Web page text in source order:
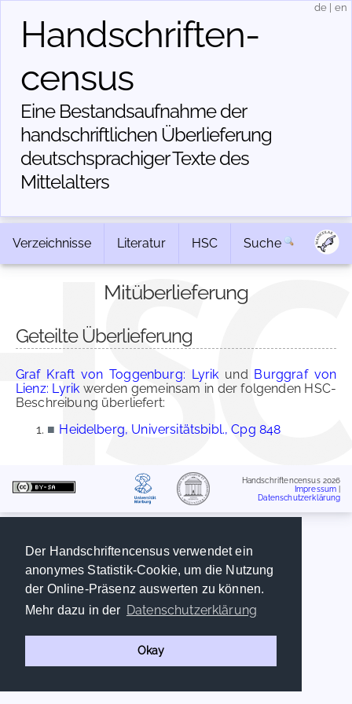
Der Handschriftencensus verwendet ein
anonymes Statistik-Cookie, um die Nutzung
der Online-Präsenz auswerten zu können.
Mehr dazu in der Datenschutzerklärung
Okay
Handschriften­
census
Eine Bestandsaufnahme der
handschriftlichen Über­lieferung
deutschsprachiger Texte des
Mittelalters
de en
Verzeichnisse Literatur HSC Suche
Mitüberlieferung
Geteilte Überlieferung
Graf Kraft von Toggenburg: Lyrik und Burggraf von
Lienz: Lyrik werden gemeinsam in der folgenden HSC-
Beschreibung überliefert:
■ Heidelberg, Universitätsbibl., Cpg 848
Handschriftencensus 2026
Impressum
Datenschutzerklärung